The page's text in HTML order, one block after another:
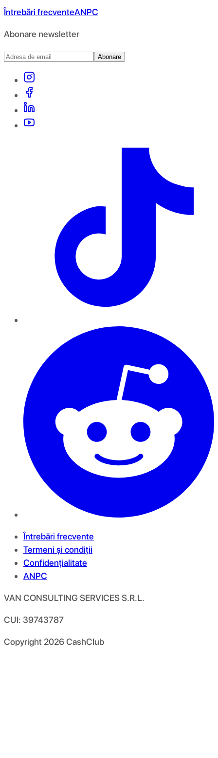
Întrebări frecventeANPC
Abonare newsletter
Abonare
Întrebări frecvente
Termeni și condiții
Confidențialitate
ANPC
VAN CONSULTING SERVICES S.R.L.
CUI: 39743787
Copyright 2026CashClub